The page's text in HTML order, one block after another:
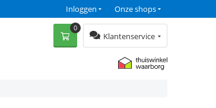
Onze shops
Inloggen
Klantenservice
0